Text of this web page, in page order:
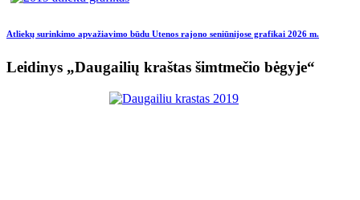
Atliekų surinkimo apvažiavimo būdu Utenos rajono seniūnijose grafikai 2026 m.
Leidinys „Daugailių kraštas šimtmečio bėgyje“